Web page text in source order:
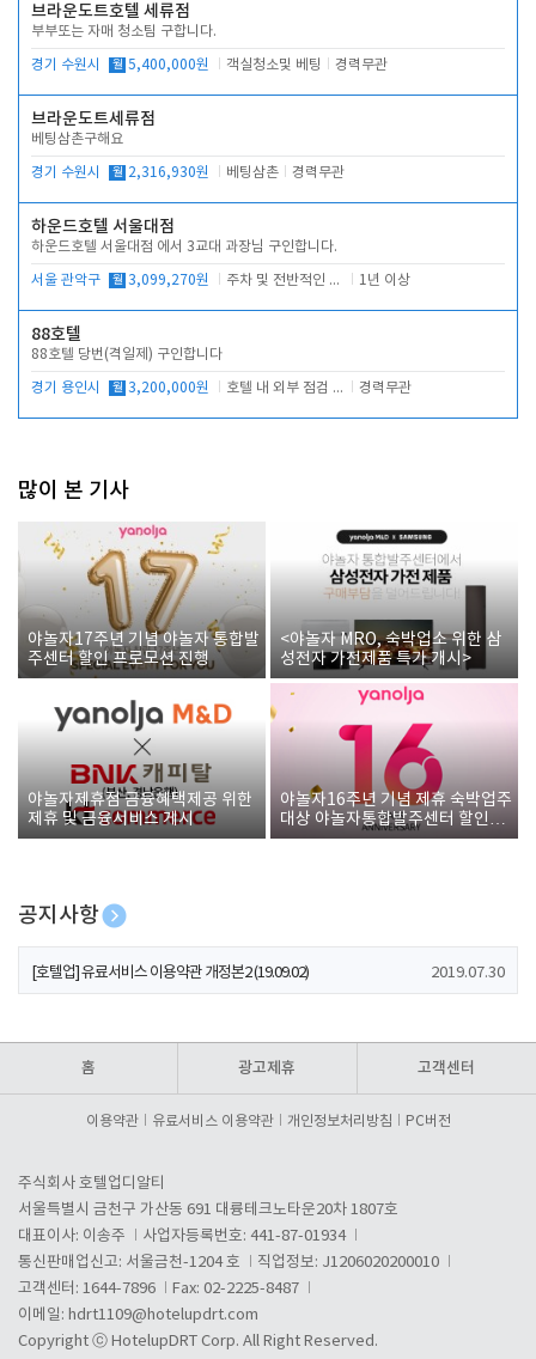
브라운도트호텔 세류점
부부또는 자매 청소팀 구합니다.
경기 수원시 월 5,400,000원 객실청소및 베팅 경력무관
브라운도트세류점
베팅삼촌구해요
경기 수원시 월 2,316,930원 베팅삼촌 경력무관
하운드호텔 서울대점
하운드호텔 서울대점 에서 3교대 과장님 구인합니다.
서울 관악구 월 3,099,270원 주차 및 전반적인 당번업무 1년 이상
88호텔
88호텔 당번(격일제) 구인합니다
경기 용인시 월 3,200,000원 호텔 내 외부 점검 및 프런트 운영 경력무관
많이 본 기사
야놀자17주년 기념 야놀자 통합발
주센터 할인 프로모션 진행
<야놀자 MRO, 숙박업소 위한 삼
성전자 가전제품 특가 개시>
야놀자제휴점 금융혜택제공 위한
제휴 및 금융서비스 게시
야놀자16주년 기념 제휴 숙박업주
대상 야놀자통합발주센터 할인쿠
폰 증정
공지사항
[호텔업] 개인정보 처리방침 개정본1 (19.09.02)
[호텔업] 유료서비스 이용약관 개정본2 (19.09.02) 2019.07.30
홈 광고제휴 고객센터
이용약관 유료서비스 이용약관 개인정보처리방침 PC버전
주식회사 호텔업디알티
서울특별시 금천구 가산동 691 대륭테크노타운20차 1807호
대표이사: 이송주
사업자등록번호: 441-87-01934
통신판매업신고: 서울금천-1204 호
직업정보: J1206020200010
고객센터: 1644-7896
Fax: 02-2225-8487
이메일: hdrt1109@hotelupdrt.com
Copyright ⓒ HotelupDRT Corp. All Right Reserved.